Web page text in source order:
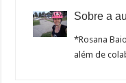
Sobre a
*Rosana
além de